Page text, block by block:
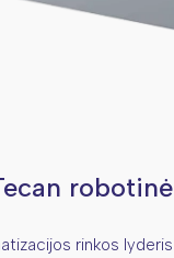
rinkos